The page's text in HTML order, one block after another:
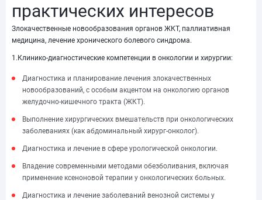
практических интересов
Злокачественные новообразования органов ЖКТ, паллиативная
медицина, лечение хронического болевого синдрома.
1.Клинико-диагностические компетенции в онкологии и хирургии:
Диагностика и планирование лечения злокачественных
новообразований, с особым акцентом на онкологию органов
желудочно-кишечного тракта (ЖКТ).
Выполнение хирургических вмешательств при онкологических
заболеваниях (как абдоминальный хирург-онколог).
Диагностика и лечение в сфере урологической онкологии.
Владение современными методами обезболивания, включая
применение ксеноновой терапии у онкологических больных.
Диагностика и лечение заболеваний венозной системы у